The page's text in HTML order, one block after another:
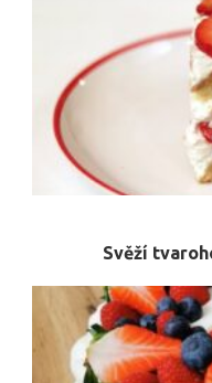
Svěží